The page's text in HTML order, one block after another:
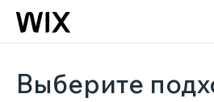
Выберите